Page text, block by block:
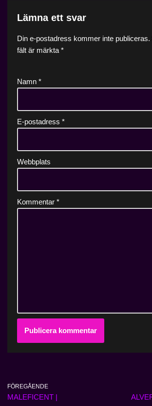
Lämna ett svar
Din e-postadress kommer inte publiceras.
fält är märkta *
Namn *
E-postadress *
Webbplats
Kommentar *
FÖREGÅENDE
MALEFICENT |